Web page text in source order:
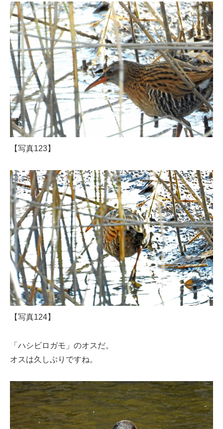
【写真123】
【写真124】
「ハシビロガモ」のオスだ。
オスは久しぶりですね。